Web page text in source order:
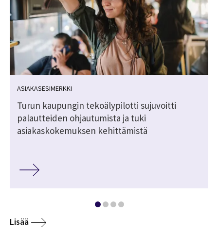
ASIAKASESIMERKKI
Turun kaupungin tekoälypilotti sujuvoitti
palautteiden ohjautumista ja tuki
asiakaskokemuksen kehittämistä
Lisää